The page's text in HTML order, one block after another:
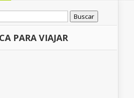
PARA VIAJAR